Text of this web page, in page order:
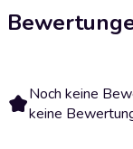
Noch keine
keine